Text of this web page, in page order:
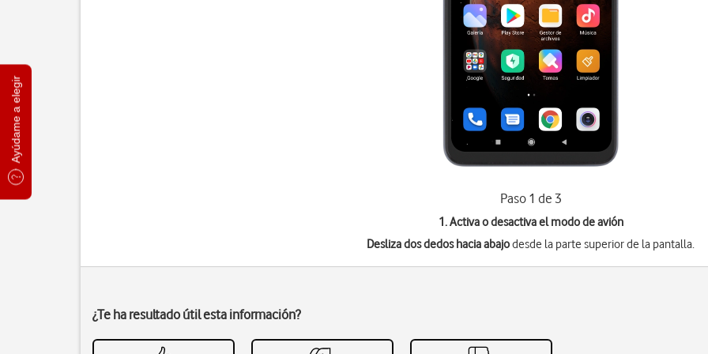
Ayúdame a elegir
Paso 1 de 3
1. Activa o desactiva el modo de avión
Desliza dos dedos hacia abajodesde la parte superior de la pantalla.
¿Te ha resultado útil esta información?